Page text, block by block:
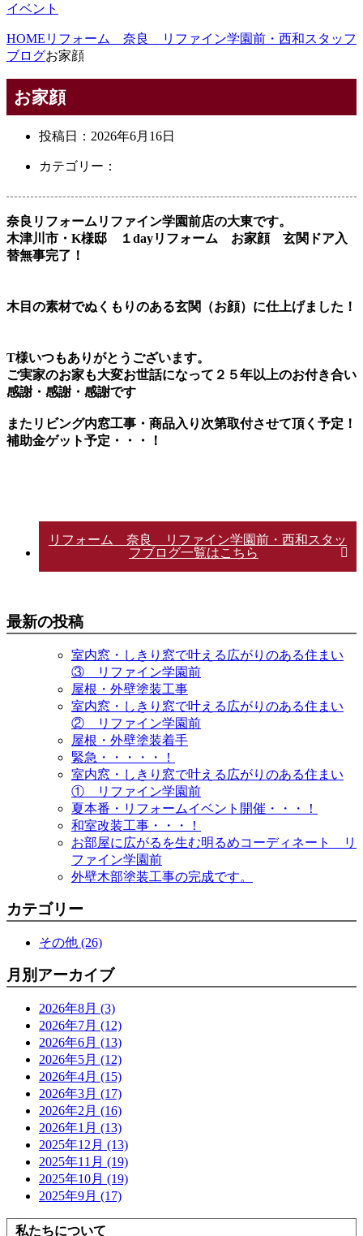
イベント
HOME リフォーム 奈良 リファイン学園前・西和スタッフ
ブログお家顔
お家顔
投稿日： 2026年6月16日
カテゴリー：
奈良リフォームリファイン学園前店の大東です。
木津川市・K様邸 １dayリフォーム お家顔 玄関ドア入
替無事完了！
木目の素材でぬくもりのある玄関（お顔）に仕上げました！
T様いつもありがとうございます。
ご実家のお家も大変お世話になって２５年以上のお付き合い
感謝・感謝・感謝です
またリビング内窓工事・商品入り次第取付させて頂く予定！
補助金ゲット予定・・・！
リフォーム 奈良 リファイン学園前・西和スタッ
フブログ一覧はこちら
最新の投稿
室内窓・しきり窓で叶える広がりのある住まい
③ リファイン学園前
屋根・外壁塗装工事
室内窓・しきり窓で叶える広がりのある住まい
② リファイン学園前
屋根・外壁塗装着手
緊急・・・・・！
室内窓・しきり窓で叶える広がりのある住まい
① リファイン学園前
夏本番・リフォームイベント開催・・・！
和室改装工事・・・！
お部屋に広がるを生む明るめコーディネート リ
ファイン学園前
外壁木部塗装工事の完成です。
カテゴリー
その他 (26)
月別アーカイブ
2026年8月 (3)
2026年7月 (12)
2026年6月 (13)
2026年5月 (12)
2026年4月 (15)
2026年3月 (17)
2026年2月 (16)
2026年1月 (13)
2025年12月 (13)
2025年11月 (19)
2025年10月 (19)
2025年9月 (17)
私たちについて